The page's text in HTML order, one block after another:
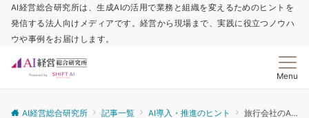
AI経営総合研究所は、生成AIの活用で業務と組織を変えるためのヒントを
発信する法人向けメディアです。経営から現場まで、実践に役立つノウハ
ウや事例をお届けします。
Menu
AI経営総合研究所 記事一覧 AI導入・推進のヒント 旅行会社のAI活用完全ガイド｜導入から人材育成まで経営層が知るべきポイント